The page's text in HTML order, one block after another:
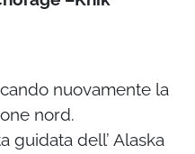
nuovamente la
nord.
guidata dell’ Alaska